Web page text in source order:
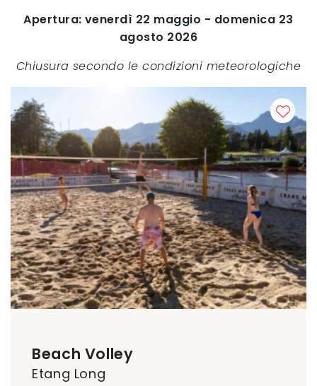
Apertura: venerdì 22 maggio - domenica 23
agosto 2026
Chiusura secondo le condizioni meteorologiche
Beach Volley
Etang Long